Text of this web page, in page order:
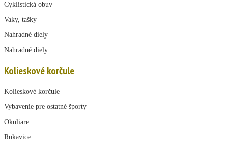
Cyklistická obuv
Vaky, tašky
Nahradné diely
Nahradné diely
Kolieskové korčule
Kolieskové korčule
Vybavenie pre ostatné športy
Okuliare
Rukavice